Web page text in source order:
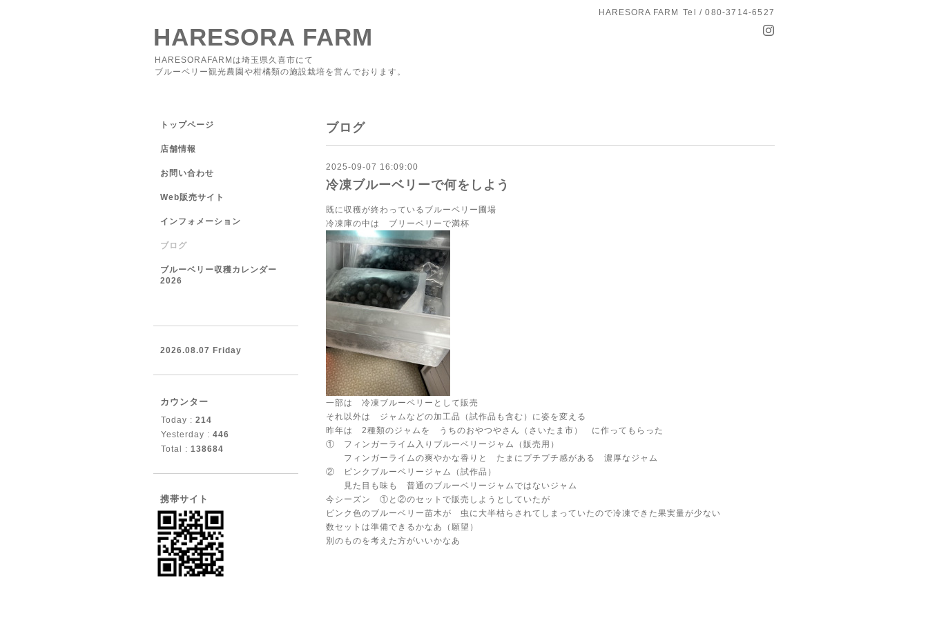
HARESORA FARM Tel / 080-3714-6527
HARESORA FARM
HARESORAFARMは埼玉県久喜市にて
ブルーベリー観光農園や柑橘類の施設栽培を営んでおります。
ブログ
2025-09-07 16:09:00
冷凍ブルーベリーで何をしよう
既に収穫が終わっているブルーベリー圃場
冷凍庫の中は ブリーベリーで満杯
一部は 冷凍ブルーベリーとして販売
それ以外は ジャムなどの加工品（試作品も含む）に姿を変える
昨年は 2種類のジャムを うちのおやつやさん（さいたま市） に作ってもらった
① フィンガーライム入りブルーベリージャム（販売用）
フィンガーライムの爽やかな香りと たまにプチプチ感がある 濃厚なジャム
② ピンクブルーベリージャム（試作品）
見た目も味も 普通のブルーベリージャムではないジャム
今シーズン ①と②のセットで販売しようとしていたが
ピンク色のブルーベリー苗木が 虫に大半枯らされてしまっていたので冷凍できた果実量が少ない
数セットは準備できるかなあ（願望）
別のものを考えた方がいいかなあ
トップページ
店舗情報
お問い合わせ
Web販売サイト
インフォメーション
ブログ
ブルーベリー収穫カレンダー
2026
2026.08.07 Friday
カウンター
Today : 214
Yesterday : 446
Total : 138684
携帯サイト